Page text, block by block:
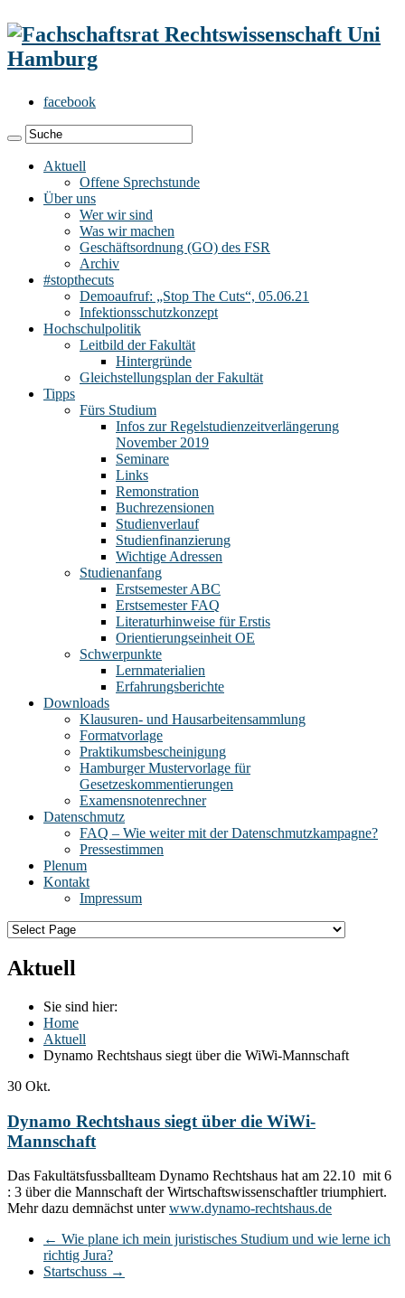
facebook
Aktuell
Offene Sprechstunde
Über uns
Wer wir sind
Was wir machen
Geschäftsordnung (GO) des FSR
Archiv
#stopthecuts
Demoaufruf: „Stop The Cuts“, 05.06.21
Infektionsschutzkonzept
Hochschulpolitik
Leitbild der Fakultät
Hintergründe
Gleichstellungsplan der Fakultät
Tipps
Fürs Studium
Infos zur Regelstudienzeitverlängerung
November 2019
Seminare
Links
Remonstration
Buchrezensionen
Studienverlauf
Studienfinanzierung
Wichtige Adressen
Studienanfang
Erstsemester ABC
Erstsemester FAQ
Literaturhinweise für Erstis
Orientierungseinheit OE
Schwerpunkte
Lernmaterialien
Erfahrungsberichte
Downloads
Klausuren- und Hausarbeitensammlung
Formatvorlage
Praktikumsbescheinigung
Hamburger Mustervorlage für
Gesetzeskommentierungen
Examensnotenrechner
Datenschmutz
FAQ – Wie weiter mit der Datenschmutzkampagne?
Pressestimmen
Plenum
Kontakt
Impressum
Aktuell
Sie sind hier:
Home
Aktuell
Dynamo Rechtshaus siegt über die WiWi-Mannschaft
30 Okt.
Dynamo Rechtshaus siegt über die WiWi-
Mannschaft
Das Fakultätsfussballteam Dynamo Rechtshaus hat am 22.10 mit 6
: 3 über die Mannschaft der Wirtschaftswissenschaftler triumphiert.
Mehr dazu demnächst unterwww.dynamo-rechtshaus.de
← Wie plane ich mein juristisches Studium und wie lerne ich
richtig Jura?
Startschuss →